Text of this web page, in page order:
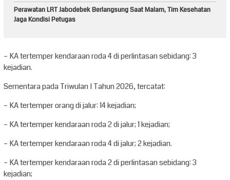
Perawatan LRT Jabodebek Berlangsung Saat Malam, Tim Kesehatan
Jaga Kondisi Petugas
– KA tertemper kendaraan roda 4 di perlintasan sebidang: 3
kejadian.
Sementara pada Triwulan I Tahun 2026, tercatat:
– KA tertemper orang di jalur: 14 kejadian;
– KA tertemper kendaraan roda 2 di jalur; 1 kejadian;
– KA tertemper kendaraan roda 4 di jalur; 2 kejadian.
– KA tertemper kendaraan roda 2 di perlintasan sebidang: 3
kejadian;